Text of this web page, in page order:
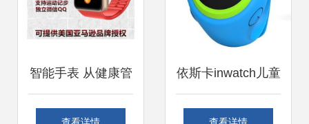
智能手表 从健康管
理到生活助手的多
依斯卡inwatch儿童
智能手表 安全卫士